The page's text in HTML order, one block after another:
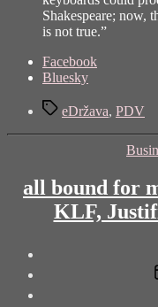
Shakespeare; now,
is not true.”
Share
"breaking
Facebook
Bluesky
TagseDržava, PDV
all bound for
KLF,